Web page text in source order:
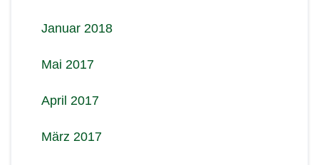
Januar 2018
Mai 2017
April 2017
März 2017